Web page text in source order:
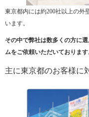
東京都内には約200社以上の外
います。
その中で弊社は数多くの方に
ムをご依頼いただいております
主に東京都のお客様に